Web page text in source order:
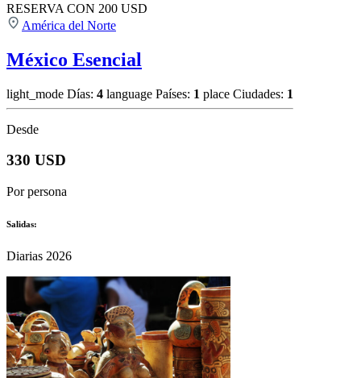
RESERVA CON 200 USD
América del Norte
México Esencial
light_mode Días: 4 language Países: 1 place Ciudades: 1
Desde
330 USD
Por persona
Salidas:
Diarias 2026